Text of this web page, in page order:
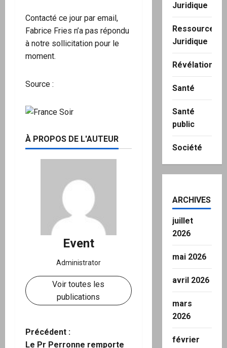
Contacté ce jour par email,
Fabrice Fries n’a pas répondu
à notre sollicitation pour le
moment.
Source :
À PROPOS DE L'AUTEUR
Event
Administrator
Voir toutes les
publications
N
Précédent :
Le Pr Perronne remporte
Juridique
Ressource
Juridique
Révélation
Santé
Santé
public
Société
ARCHIVES
juillet
2026
mai 2026
avril 2026
mars
2026
février